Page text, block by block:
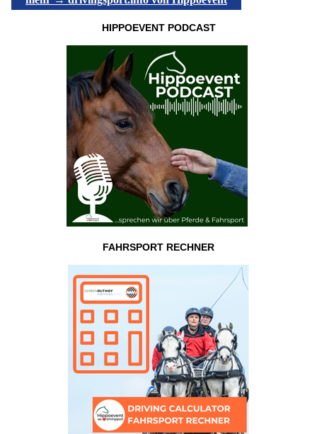
HIPPOEVENT PODCAST
FAHRSPORT RECHNER